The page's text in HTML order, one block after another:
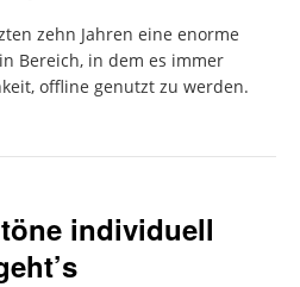
zehn Jahren eine enorme
Bereich, in dem es immer
offline genutzt zu werden.
individuell